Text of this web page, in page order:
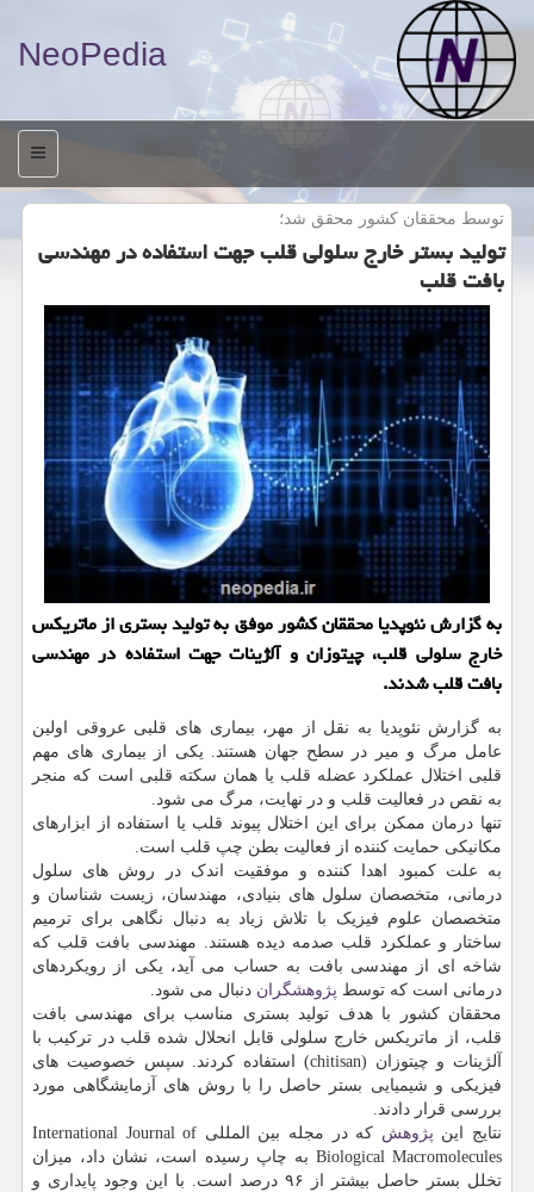
NeoPedia
منو
توسط محققان كشور محقق شد؛
تولید بستر خارج سلولی قلب جهت استفاده در مهندسی
بافت قلب
به گزارش نئوپدیا محققان كشور موفق به تولید بستری از ماتریكس
خارج سلولی قلب، چیتوزان و آلژینات جهت استفاده در مهندسی
بافت قلب شدند.
به گزارش نئوپدیا به نقل از مهر، بیماری های قلبی عروقی اولین
عامل مرگ و میر در سطح جهان هستند. یکی از بیماری های مهم
قلبی اختلال عملکرد عضله قلب یا همان سکته قلبی است که منجر
به نقص در فعالیت قلب و در نهایت، مرگ می شود.
تنها درمان ممکن برای این اختلال پیوند قلب یا استفاده از ابزارهای
مکانیکی حمایت کننده از فعالیت بطن چپ قلب است.
به علت کمبود اهدا کننده و موفقیت اندک در روش های سلول
درمانی، متخصصان سلول های بنیادی، مهندسان، زیست شناسان و
متخصصان علوم فیزیک با تلاش زیاد به دنبال نگاهی برای ترمیم
ساختار و عملکرد قلب صدمه دیده هستند. مهندسی بافت قلب که
شاخه ای از مهندسی بافت به حساب می آید، یکی از رویکردهای
درمانی است که توسط پژوهشگران دنبال می شود.
محققان کشور با هدف تولید بستری مناسب برای مهندسی بافت
قلب، از ماتریکس خارج سلولی قابل انحلال شده قلب در ترکیب با
آلژینات و چیتوزان (chitisan) استفاده کردند. سپس خصوصیت های
فیزیکی و شیمیایی بستر حاصل را با روش های آزمایشگاهی مورد
بررسی قرار دادند.
نتایج این پژوهش
که در مجله بین المللی International Journal of
Biological Macromolecules به چاپ رسیده است، نشان داد، میزان
تخلل بستر حاصل بیشتر از ۹۶ درصد است. با این وجود پایداری و